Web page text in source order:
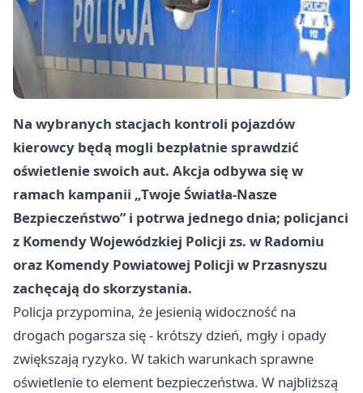
Na wybranych stacjach kontroli pojazdów
kierowcy będą mogli bezpłatnie sprawdzić
oświetlenie swoich aut. Akcja odbywa się w
ramach kampanii „Twoje Światła-Nasze
Bezpieczeństwo” i potrwa jednego dnia; policjanci
z Komendy Wojewódzkiej Policji zs. w Radomiu
oraz Komendy Powiatowej Policji w Przasnyszu
zachęcają do skorzystania.
Policja przypomina, że jesienią widoczność na
drogach pogarsza się - krótszy dzień, mgły i opady
zwiększają ryzyko. W takich warunkach sprawne
oświetlenie to element bezpieczeństwa. W najbliższą